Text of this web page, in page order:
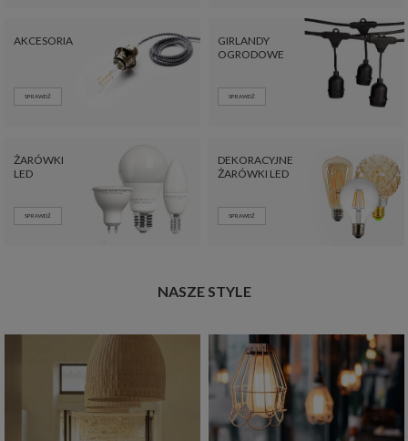
AKCESORIA
SPRAWDŹ
GIRLANDY
OGRODOWE
SPRAWDŹ
ŻARÓWKI
LED
SPRAWDŹ
DEKORACYJNE
ŻARÓWKI LED
SPRAWDŹ
NASZE STYLE